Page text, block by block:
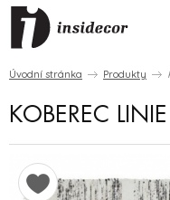
Úvodní stránka Produkty
KOBEREC